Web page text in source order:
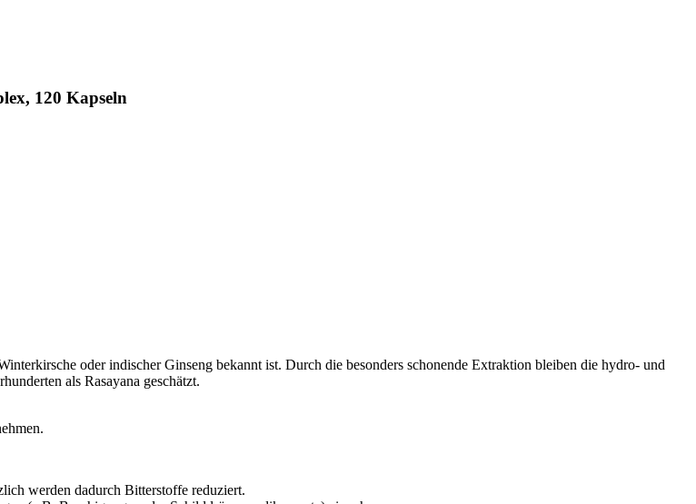
120 Kapseln
oder indischer Ginseng bekannt ist. Durch die besonders schonende Extraktion bleiben die hydro- und
als Rasayana geschätzt.
werden dadurch Bitterstoffe reduziert.